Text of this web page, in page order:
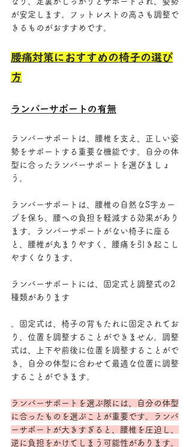
が安定します。フットレストの高さも調整で
きるものがおすすめです。
腰痛対策におすすめの椅子の選び
方
ランバーサポートの有無
ランバーサポートは、腰椎を支え、正しい姿
勢をサポートする重要な機能です。自分の体
型に合ったランバーサポートを選びましょ
う。
ランバーサポートは、腰椎の自然なS字カー
ブを保ち、腰への負担を軽減する効果があり
ます。ランバーサポートがない椅子に座る
と、腰椎が丸まりやすく、腰痛を引き起こし
やすくなります。
ランバーサポートには、固定式と調整式の2
種類があります
。固定式は、椅子の背もたれに固定されてお
り、位置を調整することができません。調整
式は、上下や前後に位置を調整することがで
き、自分の体型に合わせて最適な位置に調整
することができます。
ランバーサポートを選ぶ際には、自分の体型
に合ったものを選ぶことが重要です。ランバ
ーサポートが大きすぎると、腰椎を圧迫し、
逆に負担をかけてしまう可能性があります。